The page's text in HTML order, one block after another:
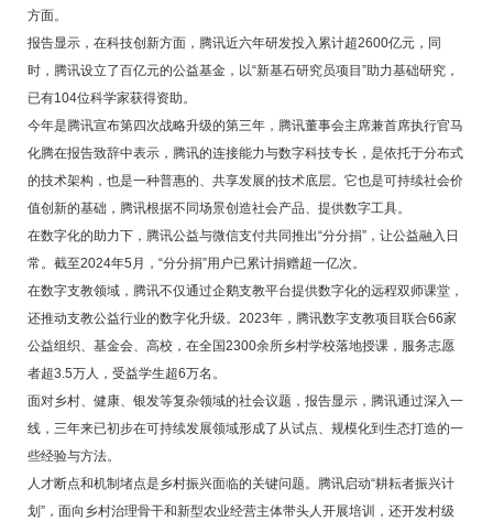
方面。
报告显示，在科技创新方面，腾讯近六年研发投入累计超2600亿元，同
时，腾讯设立了百亿元的公益基金，以“新基石研究员项目”助力基础研究，
已有104位科学家获得资助。
今年是腾讯宣布第四次战略升级的第三年，腾讯董事会主席兼首席执行官马
化腾在报告致辞中表示，腾讯的连接能力与数字科技专长，是依托于分布式
的技术架构，也是一种普惠的、共享发展的技术底层。它也是可持续社会价
值创新的基础，腾讯根据不同场景创造社会产品、提供数字工具。
在数字化的助力下，腾讯公益与微信支付共同推出“分分捐”，让公益融入日
常。截至2024年5月，“分分捐”用户已累计捐赠超一亿次。
在数字支教领域，腾讯不仅通过企鹅支教平台提供数字化的远程双师课堂，
还推动支教公益行业的数字化升级。2023年，腾讯数字支教项目联合66家
公益组织、基金会、高校，在全国2300余所乡村学校落地授课，服务志愿
者超3.5万人，受益学生超6万名。
面对乡村、健康、银发等复杂领域的社会议题，报告显示，腾讯通过深入一
线，三年来已初步在可持续发展领域形成了从试点、规模化到生态打造的一
些经验与方法。
人才断点和机制堵点是乡村振兴面临的关键问题。腾讯启动“耕耘者振兴计
划”，面向乡村治理骨干和新型农业经营主体带头人开展培训，还开发村级